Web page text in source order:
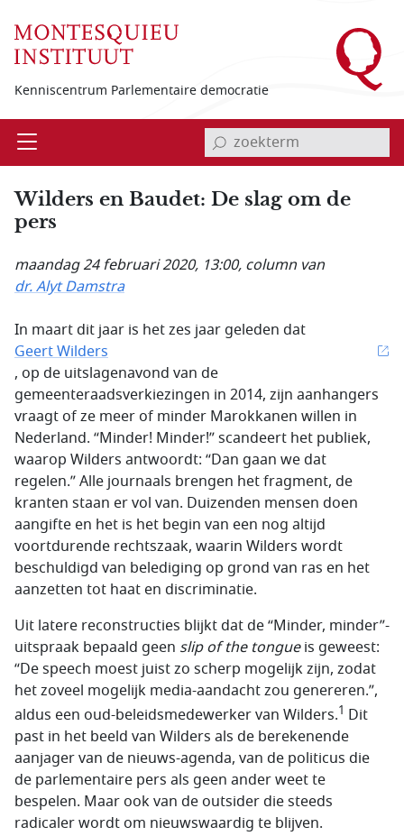
Kenniscentrum Parlementaire democratie
Open invoerveld zoekterm
Wilders en Baudet: De slag om de
pers
maandag 24 februari 2020, 13:00, column van
dr. Alyt Damstra
In maart dit jaar is het zes jaar geleden dat
Geert Wilders
, op de uitslagenavond van de
gemeenteraadsverkiezingen in 2014, zijn aanhangers
vraagt of ze meer of minder Marokkanen willen in
Nederland. “Minder! Minder!” scandeert het publiek,
waarop Wilders antwoordt: “Dan gaan we dat
regelen.” Alle journaals brengen het fragment, de
kranten staan er vol van. Duizenden mensen doen
aangifte en het is het begin van een nog altijd
voortdurende rechtszaak, waarin Wilders wordt
beschuldigd van belediging op grond van ras en het
aanzetten tot haat en discriminatie.
Uit latere reconstructies blijkt dat de “Minder, minder”-
uitspraak bepaald geen slip of the tongueis geweest:
“De speech moest juist zo scherp mogelijk zijn, zodat
het zoveel mogelijk media-aandacht zou genereren.”,
aldus een oud-beleidsmedewerker van Wilders.1 Dit
past in het beeld van Wilders als de berekenende
aanjager van de nieuws-agenda, van de politicus die
de parlementaire pers als geen ander weet te
bespelen. Maar ook van de outsider die steeds
radicaler wordt om nieuwswaardig te blijven.